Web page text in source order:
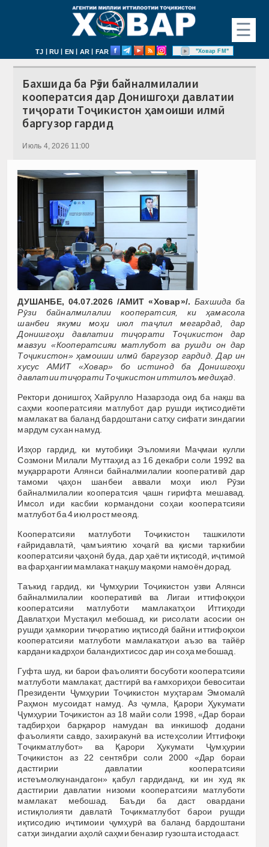
☰
TJ | RU | EN | AR | FAR "Ховар FM"
Бахшида ба Рӯзи байналмилалии
кооператсия дар Донишгоҳи давлатии
тиҷорати Тоҷикистон ҳамоиши илмӣ
баргузор гардид
Июль 4, 2026 11:00
ДУШАНБЕ, 04.07.2026 /АМИТ «Ховар»/. Бахшида ба
Рӯзи байналмилалии кооператсия, ки ҳамасола
шанбеи якуми моҳи июл таҷлил мегардад, дар
Донишгоҳи давлатии тиҷорати Тоҷикистон дар
мавзуи «Кооператсияи матлубот ва рушди он дар
Тоҷикистон» ҳамоиши илмӣ баргузор гардид. Дар ин
хусус АМИТ «Ховар» бо истинод ба Донишгоҳи
давлатии тиҷорати Тоҷикистон иттилоъ медиҳад.
Ректори донишгоҳ Хайрулло Назарзода оид ба нақш ва
саҳми кооператсияи матлубот дар рушди иқтисодиёти
мамлакат ва баланд бардоштани сатҳу сифати зиндагии
мардум сухан намуд.
Изҳор гардид, ки мутобиқи Эъломияи Маҷмаи кулли
Созмони Милали Муттаҳид аз 16 декабри соли 1992 ва
муқаррароти Алянси байналмилалии кооперативӣ дар
тамоми ҷаҳон шанбеи аввали моҳи июл Рӯзи
байналмилалии кооператсия ҷашн гирифта мешавад.
Имсол иди касбии кормандони соҳаи кооператсияи
матлубот ба 4 июл рост меояд.
Кооператсияи матлуботи Тоҷикистон ташкилоти
ғайридавлатӣ, ҷамъиятию хоҷагӣ ва қисми таркибии
кооператсияи ҷаҳонӣ буда, дар ҳаёти иқтисодӣ, иҷтимоӣ
ва фарҳангии мамлакат нақшу мақоми намоён дорад.
Таъкид гардид, ки Ҷумҳурии Тоҷикистон узви Алянси
байналмилалии кооперативӣ ва Лигаи иттифоқҳои
кооператсияи матлуботи мамлакатҳои Иттиҳоди
Давлатҳои Мустақил мебошад, ки рисолати асосии он
рушди ҳамкории тиҷоратию иқтисодӣ байни иттифоқхои
кооператсияи матлуботи мамлакатҳои аъзо ва тайёр
кардани кадрҳои баландихтисос дар ин соҳа мебошад.
Гуфта шуд, ки барои фаъолияти босуботи кооператсияи
матлуботи мамлакат, дастгирӣ ва ғамхориҳои бевоситаи
Президенти Ҷумҳурии Тоҷикистон муҳтарам Эмомалӣ
Раҳмон мусоидат намуд. Аз ҷумла, Қарори Ҳукумати
Ҷумҳурии Тоҷикистон аз 18 майи соли 1998, «Дар бораи
тадбирҳои барқарор намудан ва инкишоф додани
фаъолияти савдо, захиракунӣ ва истеҳсолии Иттифоқи
Тоҷикматлубот» ва Қарори Ҳукумати Ҷумҳурии
Тоҷикистон аз 22 сентябри соли 2000 «Дар бораи
дастгирии давлатии кооператсияи
истеъмолкунандагон» қабул гардиданд, ки ин худ як
дастгирии давлатии низоми кооператсияи матлуботи
мамлакат мебошад. Баъди ба даст овардани
истиқлолияти давлатӣ Тоҷикматлубот барои рушди
иқтисодию иҷтимоии ҷумҳурӣ ва баланд бардоштани
сатҳи зиндагии аҳолӣ саҳми беназир гузошта истодааст.